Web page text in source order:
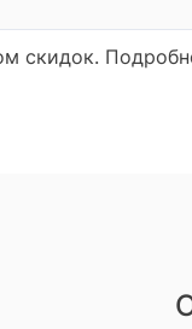
скидок.